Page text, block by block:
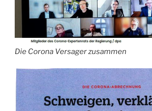
Die Corona Versager zusammen